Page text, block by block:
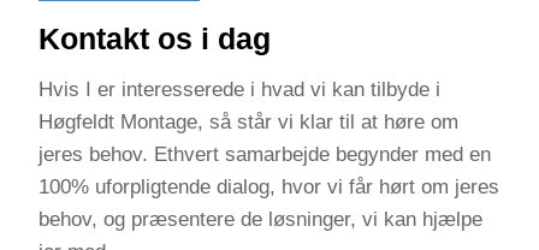
Kontakt os i dag
Hvis I er interesserede i hvad vi kan tilbyde i
Høgfeldt Montage, så står vi klar til at høre om
jeres behov. Ethvert samarbejde begynder med en
100% uforpligtende dialog, hvor vi får hørt om jeres
behov, og præsentere de løsninger, vi kan hjælpe